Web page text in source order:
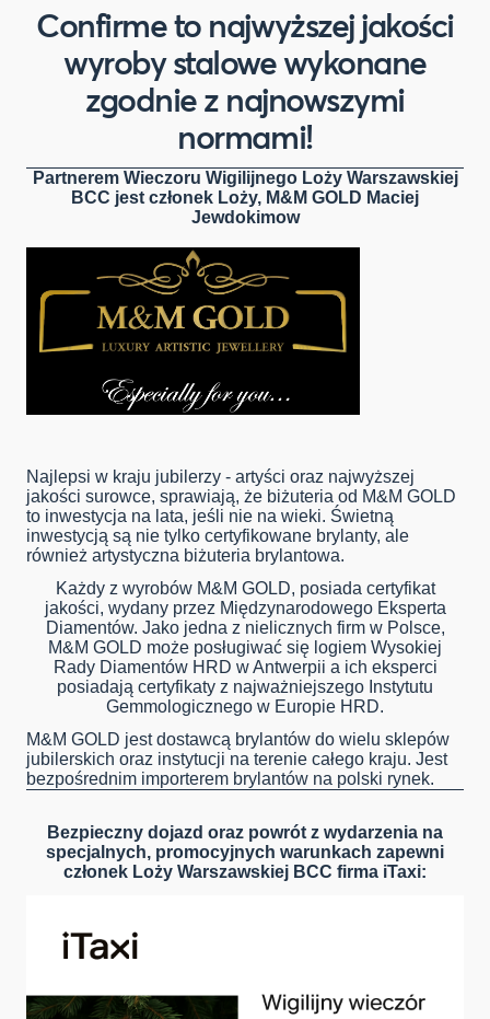
Confirme to najwyższej jakości
wyroby stalowe wykonane
zgodnie z najnowszymi
normami!
Partnerem Wieczoru Wigilijnego Loży Warszawskiej
BCC jest członek Loży, M&M GOLD Maciej
Jewdokimow
Najlepsi w kraju jubilerzy - artyści oraz najwyższej
jakości surowce, sprawiają, że biżuteria od M&M GOLD
to inwestycja na lata, jeśli nie na wieki. Świetną
inwestycją są nie tylko certyfikowane brylanty, ale
również artystyczna biżuteria brylantowa.
Każdy z wyrobów M&M GOLD, posiada certyfikat
jakości, wydany przez Międzynarodowego Eksperta
Diamentów. Jako jedna z nielicznych firm w Polsce,
M&M GOLD może posługiwać się logiem Wysokiej
Rady Diamentów HRD w Antwerpii a ich eksperci
posiadają certyfikaty z najważniejszego Instytutu
Gemmologicznego w Europie HRD.
M&M GOLD jest dostawcą brylantów do wielu sklepów
jubilerskich oraz instytucji na terenie całego kraju. Jest
bezpośrednim importerem brylantów na polski rynek.
Bezpieczny dojazd oraz powrót z wydarzenia na
specjalnych, promocyjnych warunkach zapewni
członek Loży Warszawskiej BCC firma iTaxi: